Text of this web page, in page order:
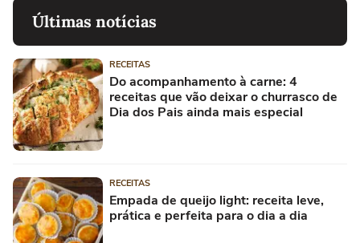
Últimas notícias
RECEITAS
Do acompanhamento à carne: 4
receitas que vão deixar o churrasco de
Dia dos Pais ainda mais especial
RECEITAS
Empada de queijo light: receita leve,
prática e perfeita para o dia a dia